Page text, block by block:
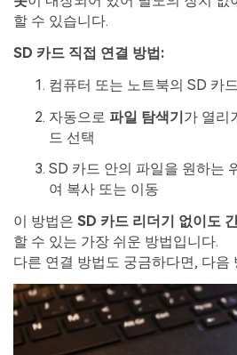
할 수 있습니다.
SD 카드 직접 연결 방법:
컴퓨터 또는 노트북의 SD 카
자동으로 파일 탐색기가 열리
드 선택
SD 카드 안의 파일을 원하는
여 복사 또는 이동
이 방법은 SD 카드 리더기 없이도
할 수 있는 가장 쉬운 방법입니다.
다른 연결 방법도 궁금하다면, 다음